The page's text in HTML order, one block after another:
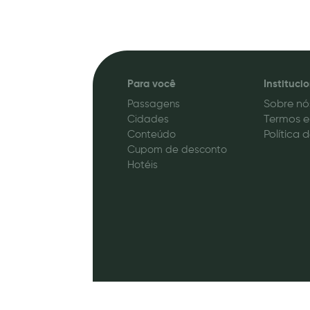
Para você
Passagens
Cidades
Conteúdo
Cupom de desconto
Hotéis
Sobre
Termos
Política